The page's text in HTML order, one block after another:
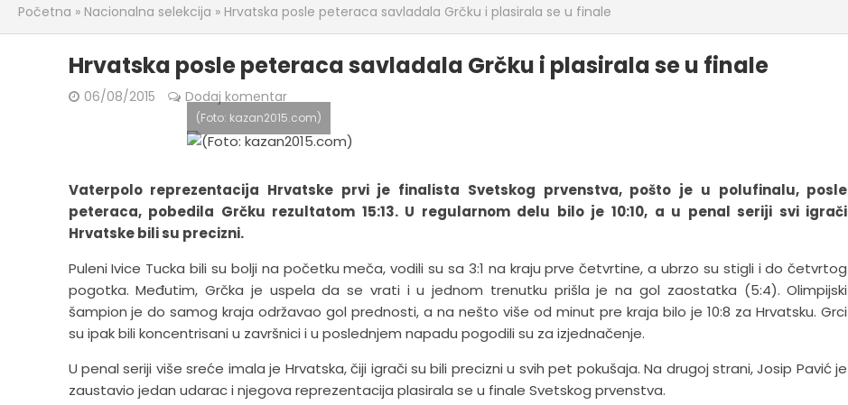
Početna » Nacionalna selekcija » Hrvatska posle peteraca savladala Grčku i plasirala se u finale
Hrvatska posle peteraca savladala Grčku i plasirala se u finale
06/08/2015 Dodaj komentar
(Foto: kazan2015.com)
Vaterpolo reprezentacija Hrvatske prvi je finalista Svetskog prvenstva, pošto je u polufinalu, posle
peteraca, pobedila Grčku rezultatom 15:13. U regularnom delu bilo je 10:10, a u penal seriji svi igrači
Hrvatske bili su precizni.
Puleni Ivice Tucka bili su bolji na početku meča, vodili su sa 3:1 na kraju prve četvrtine, a ubrzo su stigli i do četvrtog
pogotka. Međutim, Grčka je uspela da se vrati i u jednom trenutku prišla je na gol zaostatka (5:4). Olimpijski
šampion je do samog kraja održavao gol prednosti, a na nešto više od minut pre kraja bilo je 10:8 za Hrvatsku. Grci
su ipak bili koncentrisani u završnici i u poslednjem napadu pogodili su za izjednačenje.
U penal seriji više sreće imala je Hrvatska, čiji igrači su bili precizni u svih pet pokušaja. Na drugoj strani, Josip Pavić je
zaustavio jedan udarac i njegova reprezentacija plasirala se u finale Svetskog prvenstva.